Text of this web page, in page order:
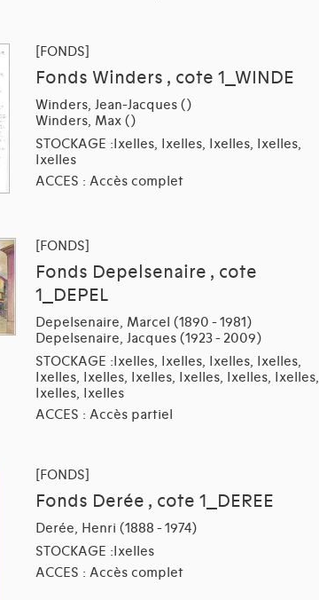
[FONDS]
Fonds Winders , cote 1_WINDE
Winders, Jean-Jacques ()
Winders, Max ()
STOCKAGE :Ixelles, Ixelles, Ixelles, Ixelles,
Ixelles
ACCES : Accès complet
[FONDS]
Fonds Depelsenaire , cote
1_DEPEL
Depelsenaire, Marcel (1890 - 1981)
Depelsenaire, Jacques (1923 - 2009)
STOCKAGE :Ixelles, Ixelles, Ixelles, Ixelles,
Ixelles, Ixelles, Ixelles, Ixelles, Ixelles, Ixelles,
Ixelles, Ixelles
ACCES : Accès partiel
[FONDS]
Fonds Derée , cote 1_DEREE
Derée, Henri (1888 - 1974)
STOCKAGE :Ixelles
ACCES : Accès complet